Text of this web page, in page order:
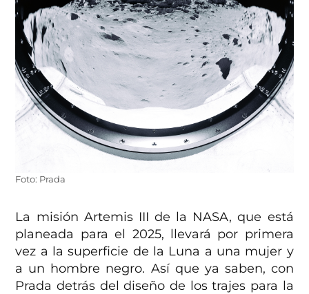
Foto: Prada
La misión Artemis III de la NASA, que está
planeada para el 2025, llevará por primera
vez a la superficie de la Luna a una mujer y
a un hombre negro. Así que ya saben, con
Prada detrás del diseño de los trajes para la